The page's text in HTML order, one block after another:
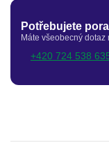
Potřebujete
Máte všeobecný
+420 724 538